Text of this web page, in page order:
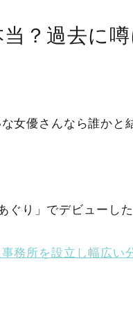
？過去に
女優さんなら誰かと
り」でデビューした
務所を設立し幅広い